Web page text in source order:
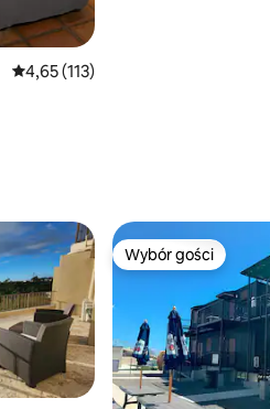
Średnia ocena: 4,65 na 5, liczba
4,65 (113)
Wybór gości
Wybór gości